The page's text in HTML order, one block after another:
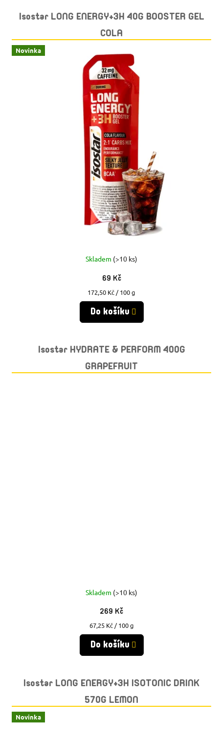
Isostar LONG ENERGY+3H 40G BOOSTER GEL
COLA
Novinka
Skladem (>10 ks)
69 Kč
Měrná
cena:
172,50 Kč / 100 g
Do košíku
Isostar HYDRATE & PERFORM 400G
GRAPEFRUIT
Skladem (>10 ks)
269 Kč
Měrná
cena:
67,25 Kč / 100 g
Do košíku
Isostar LONG ENERGY+3H ISOTONIC DRINK
570G LEMON
Novinka